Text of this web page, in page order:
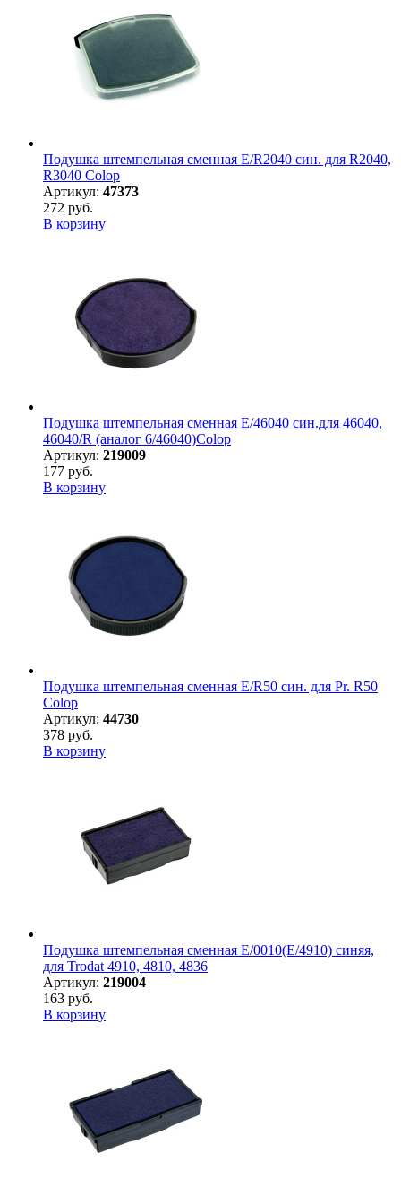
Подушка штемпельная сменная E/R2040 син. для R2040,
R3040 Colop
Артикул: 47373
272 руб.
В корзину
Подушка штемпельная сменная E/46040 син.для 46040,
46040/R (аналог 6/46040)Colop
Артикул: 219009
177 руб.
В корзину
Подушка штемпельная сменная E/R50 син. для Pr. R50
Colop
Артикул: 44730
378 руб.
В корзину
Подушка штемпельная сменная E/0010(E/4910) синяя,
для Trodat 4910, 4810, 4836
Артикул: 219004
163 руб.
В корзину